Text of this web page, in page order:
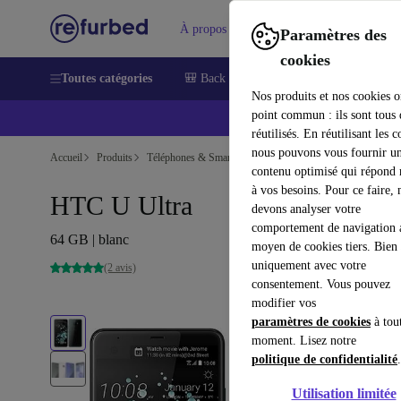
Paramètres des
cookies
Nos produits et nos cookies
point commun : ils sont tous
réutilisés. En réutilisant les
nous pouvons vous fournir
contenu optimisé qui répond
à vos besoins. Pour ce faire,
devons analyser votre
comportement de navigation
moyen de cookies tiers. Bien
uniquement avec votre
consentement. Vous pouvez
modifier vos
paramètres de cookies à
moment. Lisez notre
politique de confidentialité.
Utilisation limitée
À propos Aide
Toutes catégories 🎒 Back to school
Accueil Produits Téléphones & Smartphones Téléphones HTC
HTC U Ultra
64 GB | blanc
(2 avis)